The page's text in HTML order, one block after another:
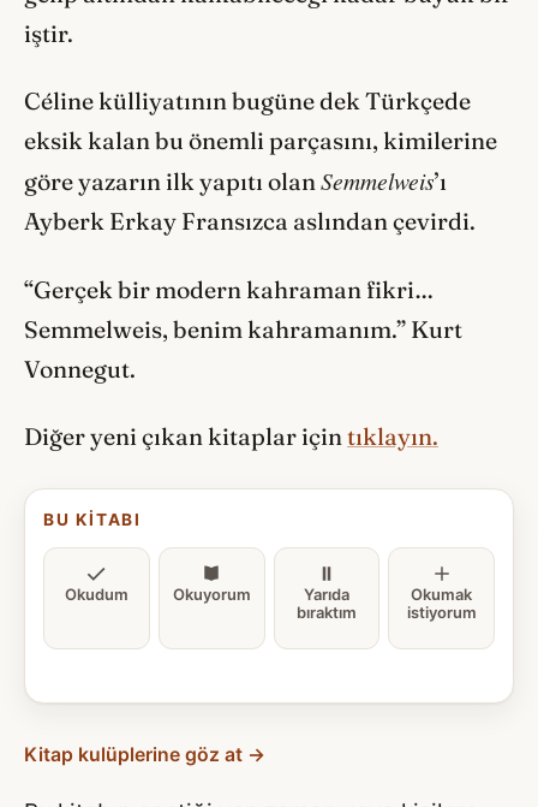
iştir.
Céline külliyatının bugüne dek Türkçede
eksik kalan bu önemli parçasını, kimilerine
göre yazarın ilk yapıtı olanSemmelweis’ı
Ayberk Erkay Fransızca aslından çevirdi.
“Gerçek bir modern kahraman fikri…
Semmelweis, benim kahramanım.” Kurt
Vonnegut.
Diğer yeni çıkan kitaplar içintıklayın.
BU KITABI
Okudum Okuyorum
Yarıda
bıraktım
Okumak
istiyorum
Kitap kulüplerine göz at →